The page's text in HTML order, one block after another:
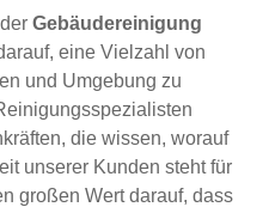
derGebäudereinigung
eine Vielzahl von
und Umgebung zu
die wissen, worauf
unserer Kunden steht für
großen Wert darauf, dass